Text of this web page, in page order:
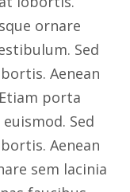
ornare
Sed
Aenean
porta
Sed
Aenean
sem lacinia